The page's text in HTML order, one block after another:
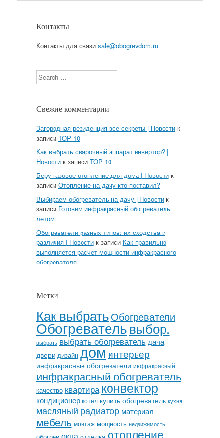
Контакты
Контакты для связи sale@obogrevdom.ru
Search
Свежие комментарии
Загородная резиденция все секреты | Новостик
записи TOP 10
Как выбрать сварочный аппарат инвертор? |
Новостик записи TOP 10
Беру газовое отопление для дома | Новостик
записи Отопление на дачу кто поставил?
Выбираем обогреватель на дачу | Новостик
записи Готовим инфракрасный обогреватель
летом
Обогреватели разных типов: их сходства и
различия | Новостик записи Как правильно
выполняется расчет мощности инфракрасного
обогревателя
Метки
Как выбрать Обогреватели
Обогревательвыбор.
выбрать выбрать обогреватель дача
двери дизайн дом интерьер
инфракрасные обогреватели инфракрасный
инфракрасный обогреватель
качество квартираконвектор
кондиционер котел купить обогреватель кухня
масляный радиатор материал
мебель монтаж мощность недвижимость
отделка отопление